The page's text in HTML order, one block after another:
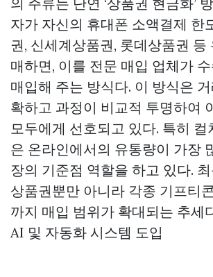
자가 자신의 휴대폰 소액결제 한
권, 신세계상품권, 롯데상품권 등
매하면, 이를 전문 매입 업체가
매입해 주는 방식다. 이 방식은
확하고 과정이 비교적 투명하여
모두에게 선호되고 있다. 특히
은 온라인에서의 유통량이 가장
장의 기준점 역할을 하고 있다.
상품권뿐만 아니라 각종 기프티
까지 매입 범위가 확대되는 추세
AI 및 자동화 시스템 도입